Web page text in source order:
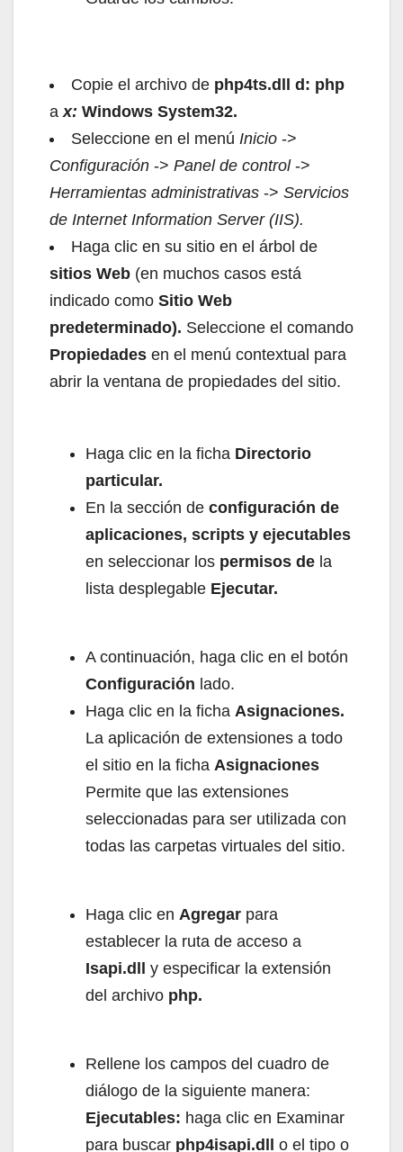
Copie el archivo de php4ts.dll d: php
ax: Windows System32.
Seleccione en el menú Inicio ->
Configuración -> Panel de control->
Herramientas administrativas -> Servicios
de Internet Information Server (IIS).
Haga clic en su sitio en el árbol de
sitios Web (en muchos casos está
indicado como Sitio Web
predeterminado). Seleccione el comando
Propiedades en el menú contextual para
abrir la ventana de propiedades del sitio.
Haga clic en la ficha Directorio
particular.
En la sección de configuración de
aplicaciones, scripts y ejecutables
en seleccionar los permisos de la
lista desplegable Ejecutar.
A continuación, haga clic en el botón
Configuración lado.
Haga clic en la ficha Asignaciones.
La aplicación de extensiones a todo
el sitio en la ficha Asignaciones
Permite que las extensiones
seleccionadas para ser utilizada con
todas las carpetas virtuales del sitio.
Haga clic en Agregar para
establecer la ruta de acceso a
Isapi.dll
y especificar la extensión
del archivo php.
Rellene los campos del cuadro de
diálogo de la siguiente manera:
Ejecutables: haga clic en Examinar
para buscar php4isapi.dll o el tipo o